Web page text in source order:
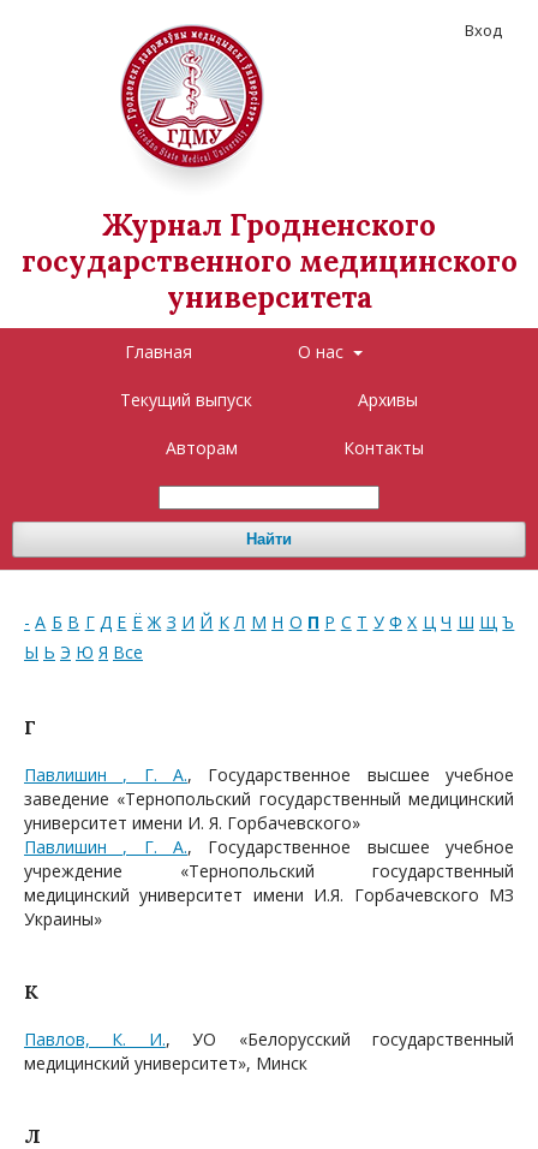
Журнал Гродненского
государственного медицинского
университета
Главная О нас
Текущий выпуск Архивы
Авторам Контакты
Найти
Вход
- А Б В Г Д Е Ё Ж З И Й К Л М Н О П Р С Т У Ф Х Ц Ч Ш Щ Ъ
Ы Ь Э Ю Я Все
Г
Павлишин , Г. А., Государственное высшее учебное
заведение «Тернопольский государственный медицинский
университет имени И. Я. Горбачевского»
Павлишин , Г. А., Государственное высшее учебное
учреждение «Тернопольский государственный
медицинский университет имени И.Я. Горбачевского МЗ
Украины»
К
Павлов, К. И., УО «Белорусский государственный
медицинский университет», Минск
Л